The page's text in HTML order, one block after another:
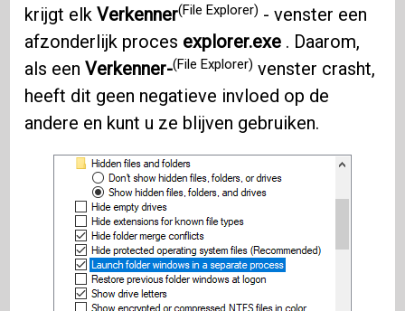
krijgt elkVerkenner(File Explorer) - venster een
afzonderlijk proces explorer.exe . Daarom,
als eenVerkenner-(File Explorer) venster crasht,
heeft dit geen negatieve invloed op de
andere en kunt u ze blijven gebruiken.